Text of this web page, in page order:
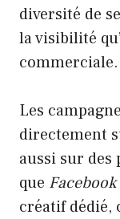
diversité de
la visibilité
commerciale.
Les
directement
aussi sur
que Facebook
créatif dédié,